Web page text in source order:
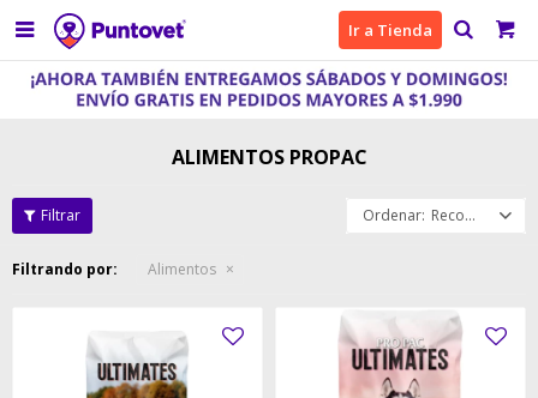
 Ir a Tienda
ALIMENTOS PROPAC
Recomendados
Filtrando por: Alimentos